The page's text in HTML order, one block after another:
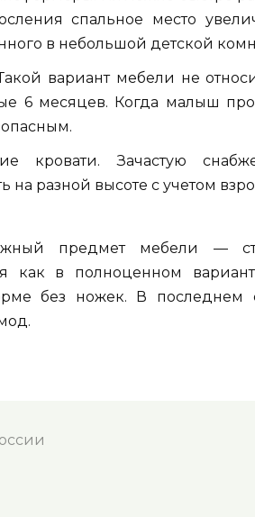
спальное место
в небольшой детской
вариант мебели не
6 месяцев. Когда малыш
кровати. Зачастую
на разной высоте с учетом
предмет мебели —
как в полноценном
без ножек. В последнем